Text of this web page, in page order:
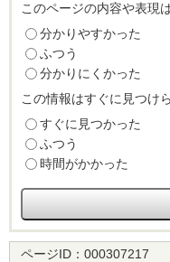
このページの内容や表現
分かりやすかった
ふつう
分かりにくかった
この情報はすぐに見つけ
すぐに見つかった
ふつう
時間がかかった
ページID： 000307217